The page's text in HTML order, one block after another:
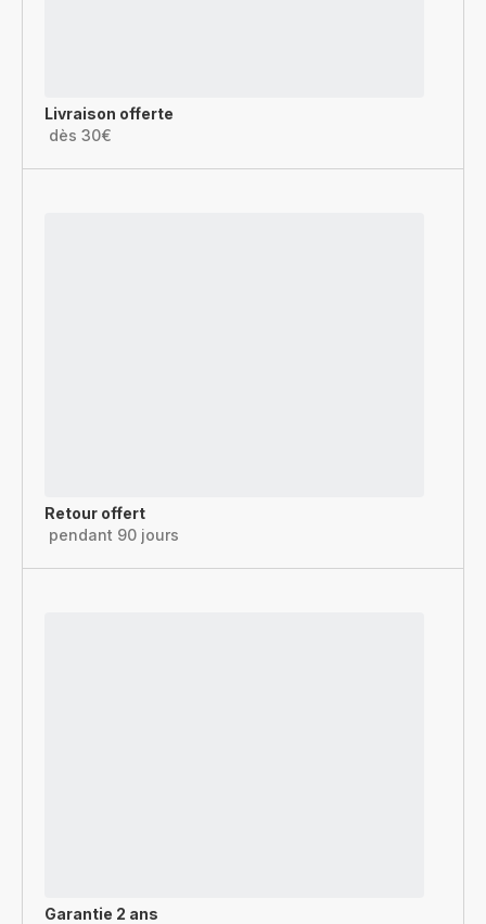
Livraison offerte
dès 30€
Retour offert
pendant 90 jours
Garantie 2 ans